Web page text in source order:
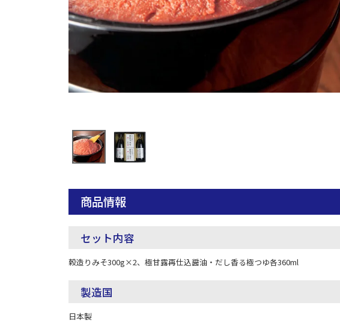
商品情報
セット内容
穀造りみそ300g×2、極甘露再仕込醤油・だし香る極つゆ各360ml
製造国
日本製